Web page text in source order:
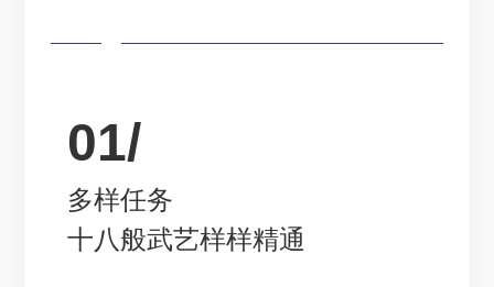
01/
多样任务
十八般武艺样样精通